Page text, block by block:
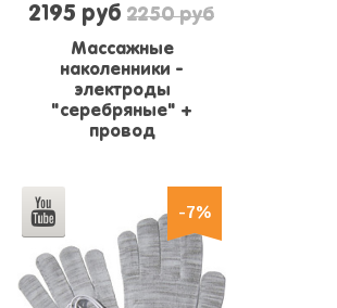
2195 руб 2250 руб
Массажные
наколенники -
электроды
"серебряные" +
провод
-7%